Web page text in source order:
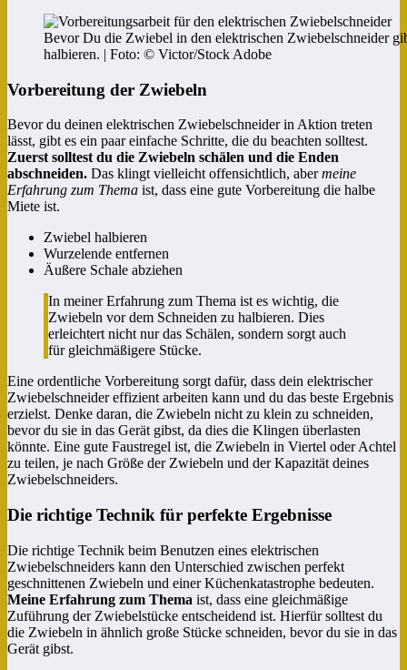
Bevor Du die Zwiebel in den elektrischen Zwiebelschneider
halbieren. | Foto: © Victor/Stock Adobe
Vorbereitung der Zwiebeln
Bevor du deinen elektrischen Zwiebelschneider in Aktion treten
lässt, gibt es ein paar einfache Schritte, die du beachten solltest.
Zuerst solltest du die Zwiebeln schälen und die Enden
abschneiden. Das klingt vielleicht offensichtlich, abermeine
Erfahrung zum Thema ist, dass eine gute Vorbereitung die halbe
Miete ist.
Zwiebel halbieren
Wurzelende entfernen
Äußere Schale abziehen
In meiner Erfahrung zum Thema ist es wichtig, die
Zwiebeln vor dem Schneiden zu halbieren. Dies
erleichtert nicht nur das Schälen, sondern sorgt auch
für gleichmäßigere Stücke.
Eine ordentliche Vorbereitung sorgt dafür, dass dein elektrischer
Zwiebelschneider effizient arbeiten kann und du das beste Ergebnis
erzielst. Denke daran, die Zwiebeln nicht zu klein zu schneiden,
bevor du sie in das Gerät gibst, da dies die Klingen überlasten
könnte. Eine gute Faustregel ist, die Zwiebeln in Viertel oder Achtel
zu teilen, je nach Größe der Zwiebeln und der Kapazität deines
Zwiebelschneiders.
Die richtige Technik für perfekte Ergebnisse
Die richtige Technik beim Benutzen eines elektrischen
Zwiebelschneiders kann den Unterschied zwischen perfekt
geschnittenen Zwiebeln und einer Küchenkatastrophe bedeuten.
Meine Erfahrung zum Thema ist, dass eine gleichmäßige
Zuführung der Zwiebelstücke entscheidend ist. Hierfür solltest du
die Zwiebeln in ähnlich große Stücke schneiden, bevor du sie in das
Gerät gibst.